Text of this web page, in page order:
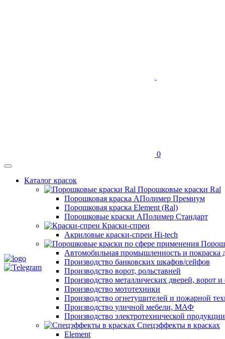
0
Каталог красок
Порошковые краски Ral
Порошковая краска АПолимер Премиум
Порошковая краска Element (Ral)
Порошковые краски АПолимер Стандарт
Краски-спреи
Акриловые краски-спреи Hi-tech
Автомобильная промышленность и покраска
Производство банковских шкафов/сейфов
Производство ворот, рольставней
Производство металлических дверей, ворот
Производство мототехники
Производство огнетушителей и пожарной
Производство уличной мебели, МАФ
Производство электротехнической продукции
Спецэффекты в красках
Element